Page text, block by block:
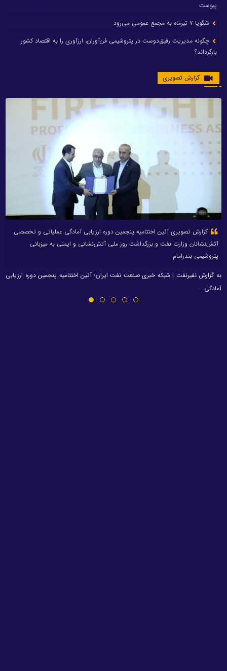
پیوست
شگویا ۷ تیرماه به مجمع عمومی می‌رود
چگونه مدیریت رفیق‌دوست در پتروشیمی فن‌آوران، ارزآوری را به اقتصاد کشور
بازگرداند؟
گزارش تصویری
گزارش تصویری آئین اختتامیه پنجمین دوره ارزیابی آمادگی عملیاتی و تخصصی
آتش‌نشانان وزارت نفت و بزرگداشت روز ملی آتش‌نشانی و ایمنی به میزبانی
پتروشیمی بندرامام
به گزارش نفیرنفت | شبکه خبری صنعت نفت ایران؛ آئین اختتامیه پنجمین دوره ارزیابی
آمادگی…